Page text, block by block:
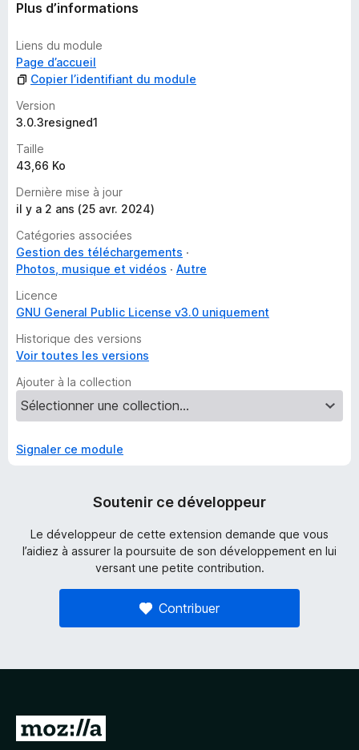
i
s
t
a
n
t
Plus d’informations
Liens du module
Page d’accueil
Copier l’identifiant du module
Version
3.0.3resigned1
Taille
43,66 Ko
Dernière mise à jour
il y a 2 ans (25 avr. 2024)
Catégories associées
Gestion des téléchargements
Photos, musique et vidéos
Autre
Licence
GNU General Public License v3.0 uniquement
Historique des versions
Voir toutes les versions
Ajouter à la collection
Signaler ce module
Soutenir ce développeur
Le développeur de cette extension demande que vous
l’aidiez à assurer la poursuite de son développement en lui
versant une petite contribution.
Contribuer
A